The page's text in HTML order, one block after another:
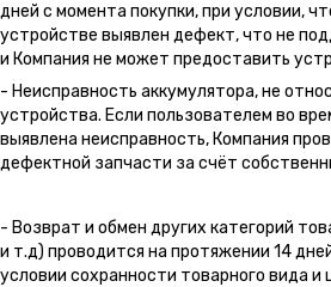
дней с момента покупки, при условии,
устройстве выявлен дефект, что не
и Компания не может предоставить
- Неисправность аккумулятора, не
устройства. Если пользователем во
выявлена неисправность, Компания
дефектной запчасти за счёт
- Возврат и обмен других категорий
и т.д) проводится на протяжении 14
условии сохранности товарного вида и